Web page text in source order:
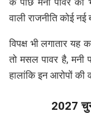
वाली राजनीति कोई नई
विपक्ष भी लगातार यह
तो मसल पावर है, मनी
हालांकि इन आरोपों की
2027